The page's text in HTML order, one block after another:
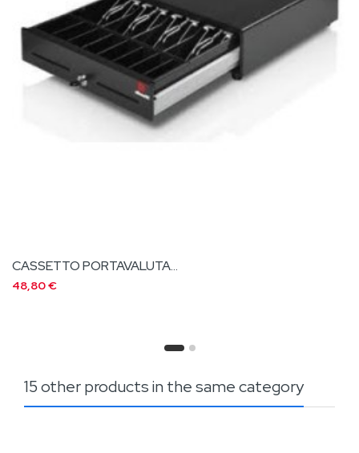
ROTOLI CARTA 57 X 60
70,00 €
15 other products in the same category